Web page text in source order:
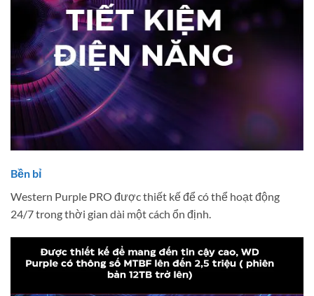
Bền bỉ
Western Purple PRO được thiết kế để có thể hoạt động
24/7 trong thời gian dài một cách ổn định.